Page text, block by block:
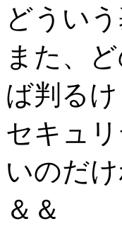
どうい
また、
ば判るけ
セキュ
いのだけ
＆＆